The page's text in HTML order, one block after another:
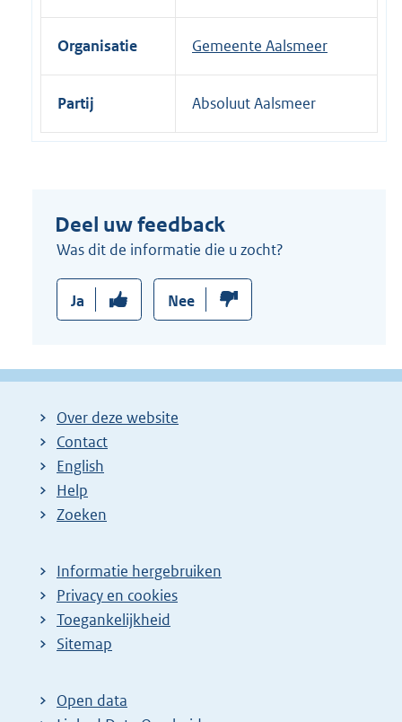
Organisatie Gemeente Aalsmeer
Partij Absoluut Aalsmeer
Deel uw feedback
Was dit de informatie die u zocht?
Ja Nee
Over deze website
Contact
English
Help
Zoeken
Informatie hergebruiken
Privacy en cookies
Toegankelijkheid
Sitemap
Open data